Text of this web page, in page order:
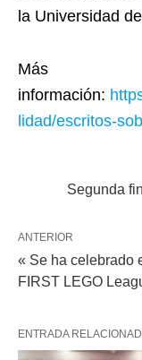
la Universidad
Más
información:
lidad/escritos-
Segunda
ANTERIOR
« Se ha celebrado
FIRST LEGO
ENTRADA